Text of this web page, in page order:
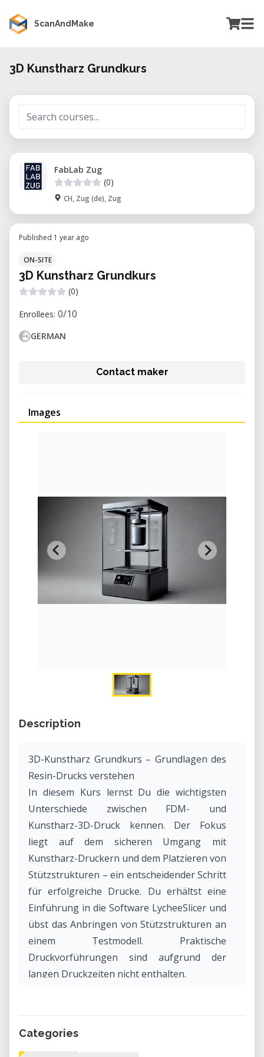
ScanAndMake
3D Kunstharz Grundkurs
FabLab Zug
(0)
CH, Zug (de), Zug
Published 1 year ago
ON-SITE
3D Kunstharz Grundkurs
(0)
Enrollees: 0/10
GERMAN
Contact maker
Images
Description
3D-Kunstharz Grundkurs – Grundlagen des
Resin-Drucks verstehen
In diesem Kurs lernst Du die wichtigsten
Unterschiede zwischen FDM- und
Kunstharz-3D-Druck kennen. Der Fokus
liegt auf dem sicheren Umgang mit
Kunstharz-Druckern und dem Platzieren von
Stützstrukturen – ein entscheidender Schritt
für erfolgreiche Drucke. Du erhältst eine
Einführung in die Software LycheeSlicer und
übst das Anbringen von Stützstrukturen an
einem Testmodell. Praktische
Druckvorführungen sind aufgrund der
langen Druckzeiten nicht enthalten.
Vereinsmitglieder)
Categories